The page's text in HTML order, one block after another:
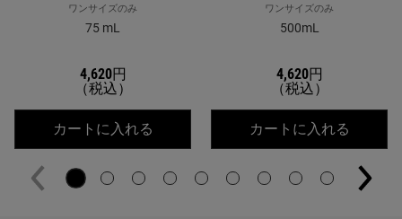
ワンサイズのみ
75 mL
4,620円
（税込）
カートに入れる キールズ DS パーソナル Dクリーム
ワンサイズのみ
500mL
4,620円
（税込）
カートに入れる